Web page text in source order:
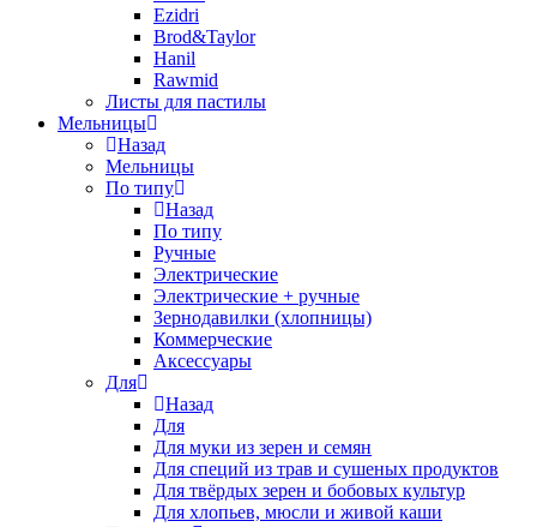
Ezidri
Brod&Taylor
Hanil
Rawmid
Листы для пастилы
Мельницы
Назад
Мельницы
По типу
Назад
По типу
Ручные
Электрические
Электрические + ручные
Зернодавилки (хлопницы)
Коммерческие
Аксессуары
Для
Назад
Для
Для муки из зерен и семян
Для специй из трав и сушеных продуктов
Для твёрдых зерен и бобовых культур
Для хлопьев, мюсли и живой каши